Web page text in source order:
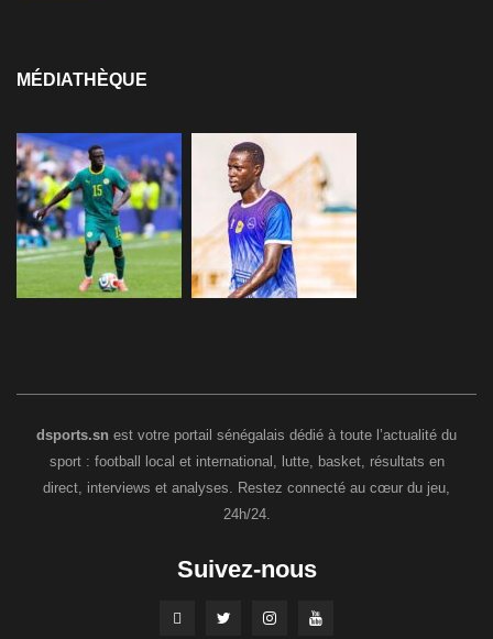
MÉDIATHÈQUE
dsports.sn est votre portail sénégalais dédié à toute l’actualité du
sport : football local et international, lutte, basket, résultats en
direct, interviews et analyses. Restez connecté au cœur du jeu,
24h/24.
Suivez-nous